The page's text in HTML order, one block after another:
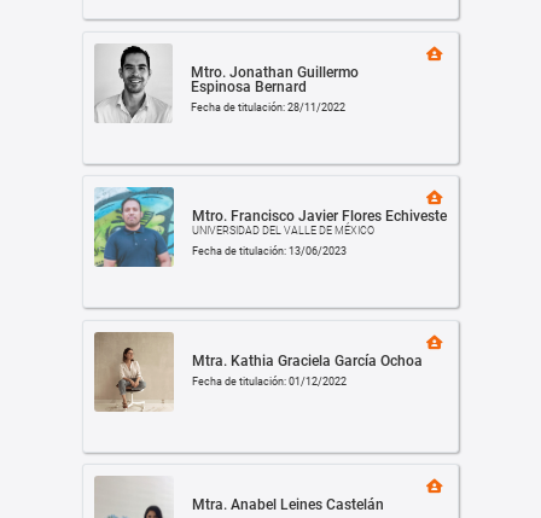
Mtro. Jonathan Guillermo
Espinosa Bernard
Fecha de titulación: 28/11/2022
Mtro. Francisco Javier Flores Echiveste
UNIVERSIDAD DEL VALLE DE MÉXICO
Fecha de titulación: 13/06/2023
Mtra. Kathia Graciela García Ochoa
Fecha de titulación: 01/12/2022
Mtra. Anabel Leines Castelán